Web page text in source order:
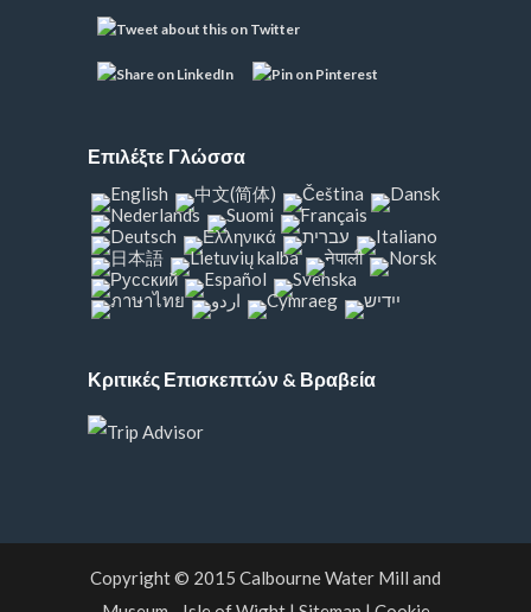
Επιλέξτε Γλώσσα
Κριτικές Επισκεπτών & Βραβεία
Copyright © 2015 Calbourne Water Mill and